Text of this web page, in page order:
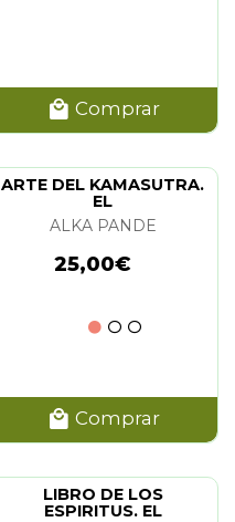
Comprar
ARTE DEL KAMASUTRA.
EL
ALKA PANDE
25,00€
Comprar
LIBRO DE LOS
ESPIRITUS. EL